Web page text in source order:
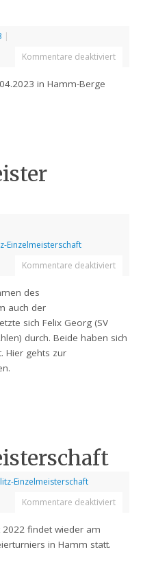
|
Kommentare deaktiviert
in Hamm-Berge
Einzelmeisterschaft
Kommentare deaktiviert
des
auch der
sich Felix Georg (SV
durch. Beide haben sich
Hier gehts zur
Einzelmeisterschaft
Kommentare deaktiviert
findet wieder am
in Hamm statt.